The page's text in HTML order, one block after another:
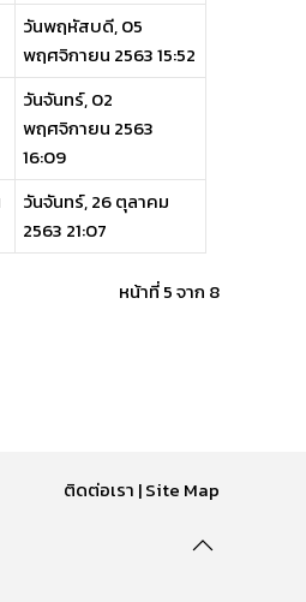
วันพฤหัสบดี, 05
พฤศจิกายน 2563 15:52
วันจันทร์, 02
พฤศจิกายน 2563
16:09
วันจันทร์, 26 ตุลาคม
2563 21:07
หน้าที่ 5 จาก 8
ติดต่อเรา |Site Map